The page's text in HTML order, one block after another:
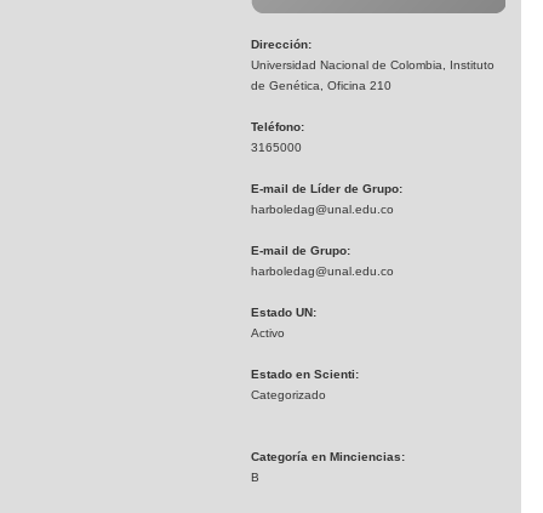
Dirección:
Universidad Nacional de Colombia, Instituto
de Genética, Oficina 210
Teléfono:
3165000
E-mail de Líder de Grupo:
harboledag@unal.edu.co
E-mail de Grupo:
harboledag@unal.edu.co
Estado UN:
Activo
Estado en Scienti:
Categorizado
Categoría en Minciencias:
B